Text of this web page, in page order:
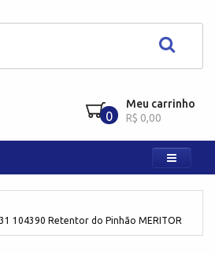
0
Meu carrinho
R$ 0,00
104390 Retentor do Pinhão MERITOR